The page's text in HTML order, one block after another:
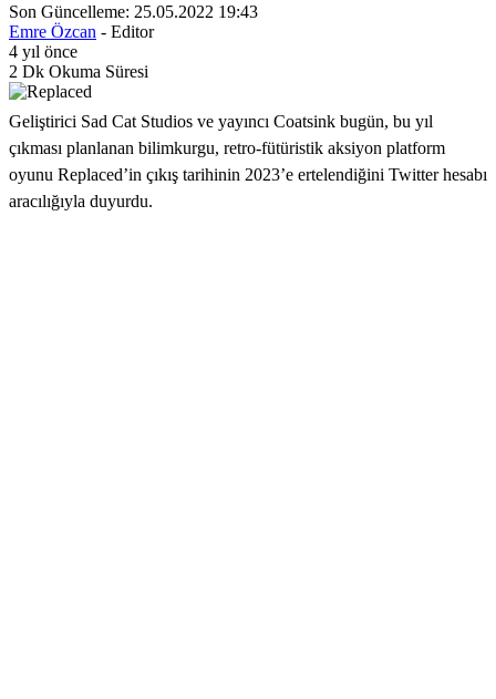
Son Güncelleme: 25.05.2022 19:43
Emre Özcan - Editor
4 yıl önce
2 Dk Okuma Süresi
Geliştirici Sad Cat Studios ve yayıncı Coatsink bugün, bu yıl
çıkması planlanan bilimkurgu, retro-fütüristik aksiyon platform
oyunu Replaced’in çıkış tarihinin 2023’e ertelendiğini Twitter hesabı
aracılığıyla duyurdu.